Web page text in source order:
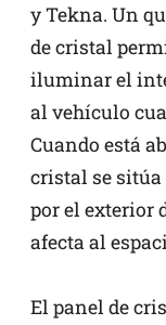
y Tekna. Un
de cristal
iluminar el
al vehículo
Cuando está
cristal se sitúa
por el exterior
afecta al
El panel de